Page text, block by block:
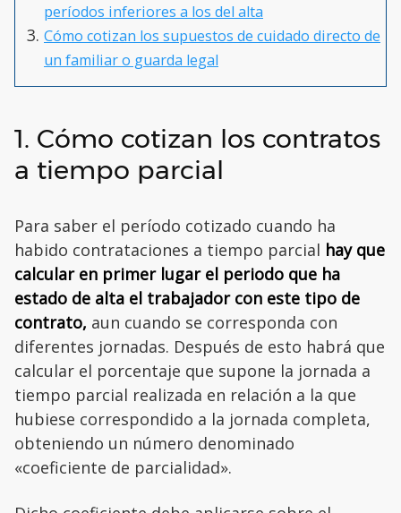
períodos inferiores a los del alta
Cómo cotizan los supuestos de cuidado directo de
un familiar o guarda legal
1. Cómo cotizan los contratos
a tiempo parcial
Para saber el período cotizado cuando ha
habido contrataciones a tiempo parcial hay que
calcular en primer lugar el periodo que ha
estado de alta el trabajador con este tipo de
contrato, aun cuando se corresponda con
diferentes jornadas. Después de esto habrá que
calcular el porcentaje que supone la jornada a
tiempo parcial realizada en relación a la que
hubiese correspondido a la jornada completa,
obteniendo un número denominado
«coeficiente de parcialidad».